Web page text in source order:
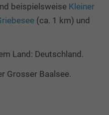
beispielsweise Kleiner
(ca. 1 km) und
Land: Deutschland.
Grosser Baalsee.